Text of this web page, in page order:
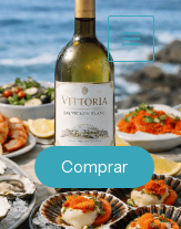
Comprar